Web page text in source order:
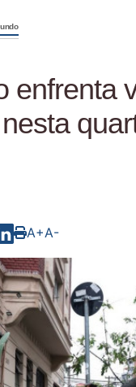
enfrenta
A+A-